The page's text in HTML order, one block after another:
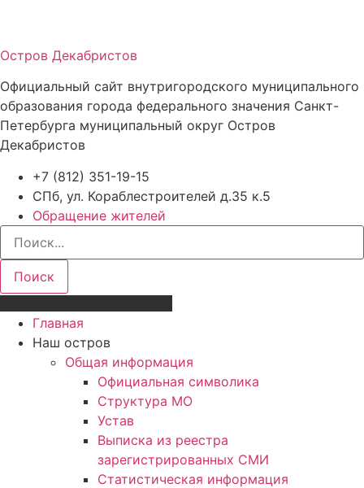
Остров Декабристов
Официальный сайт внутригородского муниципального
образования города федерального значения Санкт-
Петербурга муниципальный округ Остров
Декабристов
+7 (812) 351-19-15
СПб, ул. Кораблестроителей д.35 к.5
Обращение жителей
Поиск
Главная
Наш остров
Общая информация
Официальная символика
Структура МО
Устав
Выписка из реестра
зарегистрированных СМИ
Статистическая информация